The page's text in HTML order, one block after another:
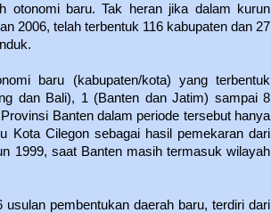
otonomi baru. Tak heran jika dalam kurun
2006, telah terbentuk 116 kabupaten dan 27
baru (kabupaten/kota) yang terbentuk
dan Bali), 1 (Banten dan Jatim) sampai 8
Banten dalam periode tersebut hanya
Kota Cilegon sebagai hasil pemekaran dari
1999, saat Banten masih termasuk wilayah
pembentukan daerah baru, terdiri dari